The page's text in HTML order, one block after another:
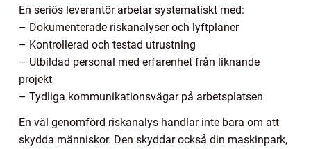
En seriös leverantör arbetar systematiskt med:
– Dokumenterade riskanalyser och lyftplaner
– Kontrollerad och testad utrustning
– Utbildad personal med erfarenhet från liknande
projekt
– Tydliga kommunikationsvägar på arbetsplatsen
En väl genomförd riskanalys handlar inte bara om att
skydda människor. Den skyddar också din maskinpark,